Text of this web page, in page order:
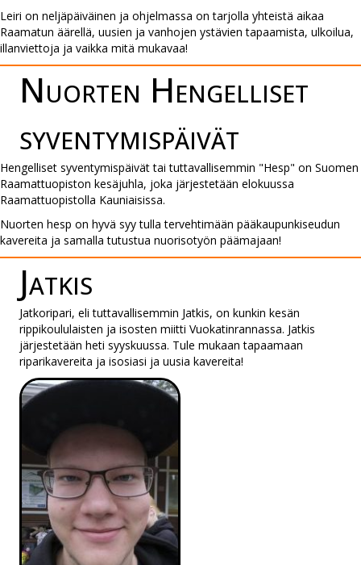
Leiri on neljäpäiväinen ja ohjelmassa on tarjolla yhteistä aikaa
Raamatun äärellä, uusien ja vanhojen ystävien tapaamista, ulkoilua,
illanviettoja ja vaikka mitä mukavaa!
Nuorten Hengelliset
syventymis­päivät
Hengelliset syventymispäivät tai tuttavallisemmin "Hesp" on Suomen
Raamattuopiston kesäjuhla, joka järjestetään elokuussa
Raamattuopistolla Kauniaisissa.
Nuorten hesp on hyvä syy tulla tervehtimään pääkaupunkiseudun
kavereita ja samalla tutustua nuorisotyön päämajaan!
Jatkis
Jatkoripari, eli tuttavallisemmin Jatkis, on kunkin kesän
rippikoululaisten ja isosten miitti Vuokatinrannassa. Jatkis
järjestetään heti syyskuussa. Tule mukaan tapaamaan
riparikavereita ja isosiasi ja uusia kavereita!